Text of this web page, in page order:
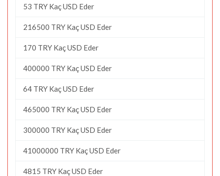
53 TRY Kaç USD Eder
216500 TRY Kaç USD Eder
170 TRY Kaç USD Eder
400000 TRY Kaç USD Eder
64 TRY Kaç USD Eder
465000 TRY Kaç USD Eder
300000 TRY Kaç USD Eder
41000000 TRY Kaç USD Eder
4815 TRY Kaç USD Eder